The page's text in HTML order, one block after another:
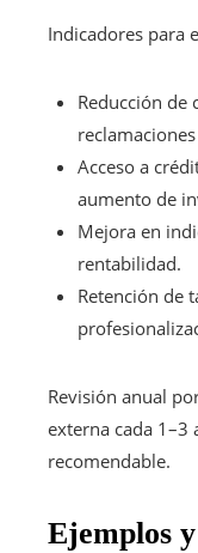
Indicadores para
Reducción de
Acceso a
aumento de
Mejora en
rentabilidad.
Retención de
Revisión anual
externa cada 1–3
recomendable.
Ejemplos